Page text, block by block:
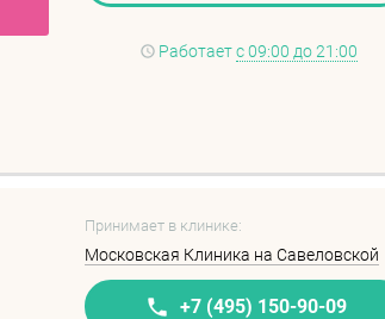
Работаетс 09:00 до 21:00
Принимает в клинике:
Московская Клиника на Савеловской
+7 (495) 150-90-09